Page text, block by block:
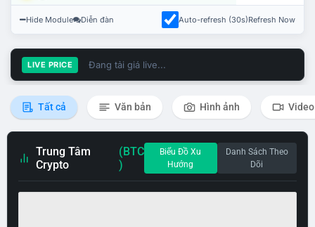
Hide Module Diễn đàn Auto-refresh (30s)Refresh Now
LIVE PRICE Đang tải giá live...
Tất cả Văn bản Hình ảnh Video
Trung Tâm
Crypto
(BTC
)
Biểu Đồ Xu
Hướng
Danh Sách Theo
Dõi